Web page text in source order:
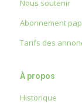
Nous soutenir
Abonnement
Tarifs des
À propos
Historique